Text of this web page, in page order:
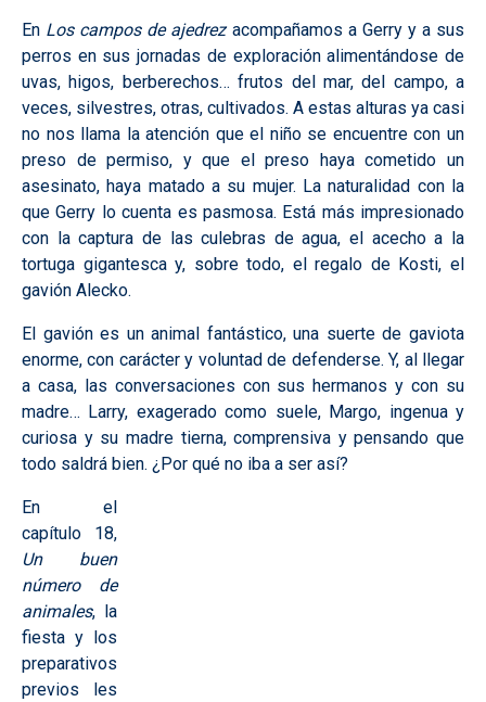
En Los campos de ajedrezacompañamos a Gerry y a sus
perros en sus jornadas de exploración alimentándose de
uvas, higos, berberechos… frutos del mar, del campo, a
veces, silvestres, otras, cultivados. A estas alturas ya casi
no nos llama la atención que el niño se encuentre con un
preso de permiso, y que el preso haya cometido un
asesinato, haya matado a su mujer. La naturalidad con la
que Gerry lo cuenta es pasmosa. Está más impresionado
con la captura de las culebras de agua, el acecho a la
tortuga gigantesca y, sobre todo, el regalo de Kosti, el
gavión Alecko.
El gavión es un animal fantástico, una suerte de gaviota
enorme, con carácter y voluntad de defenderse. Y, al llegar
a casa, las conversaciones con sus hermanos y con su
madre… Larry, exagerado como suele, Margo, ingenua y
curiosa y su madre tierna, comprensiva y pensando que
todo saldrá bien. ¿Por qué no iba a ser así?
En el
capítulo 18,
Un buen
número de
animales, la
fiesta y los
preparativos
previos les